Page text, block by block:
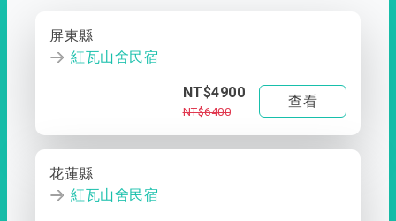
屏東縣
紅瓦山舍民宿
NT$4900
NT$6400
查看
花蓮縣
紅瓦山舍民宿